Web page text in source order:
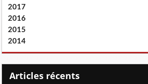
2017
2016
2015
2014
articles récents